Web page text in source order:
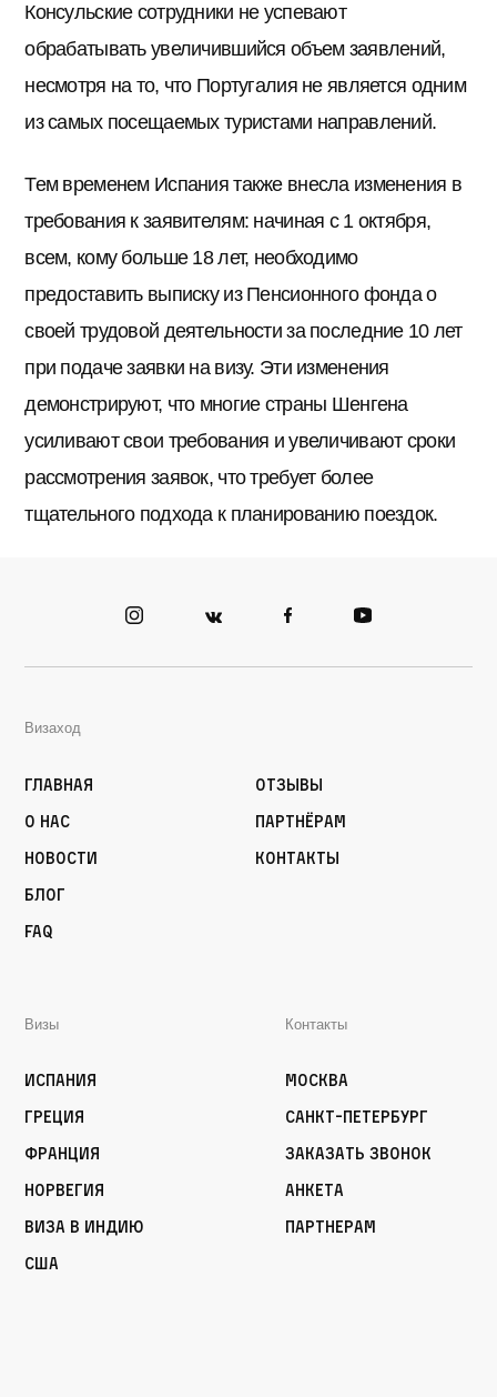
Консульские сотрудники не успевают
обрабатывать увеличившийся объем заявлений,
несмотря на то, что Португалия не является одним
из самых посещаемых туристами направлений.
Тем временем Испания также внесла изменения в
требования к заявителям: начиная с 1 октября,
всем, кому больше 18 лет, необходимо
предоставить выписку из Пенсионного фонда о
своей трудовой деятельности за последние 10 лет
при подаче заявки на визу. Эти изменения
демонстрируют, что многие страны Шенгена
усиливают свои требования и увеличивают сроки
рассмотрения заявок, что требует более
тщательного подхода к планированию поездок.
Визаход
Главная
О нас
Новости
Блог
FAQ
Отзывы
Партнёрам
Контакты
Визы
Испания
Греция
Франция
Норвегия
Виза в Индию
США
Контакты
Москва
Санкт-Петербург
Заказать звонок
Анкета
Партнерам